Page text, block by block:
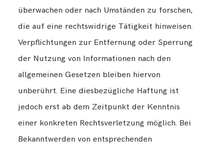
überwachen oder nach Umständen zu forschen,
die auf eine rechtswidrige Tätigkeit hinweisen.
Verpflichtungen zur Entfernung oder Sperrung
der Nutzung von Informationen nach den
allgemeinen Gesetzen bleiben hiervon
unberührt. Eine diesbezügliche Haftung ist
jedoch erst ab dem Zeitpunkt der Kenntnis
einer konkreten Rechtsverletzung möglich. Bei
Bekanntwerden von entsprechenden